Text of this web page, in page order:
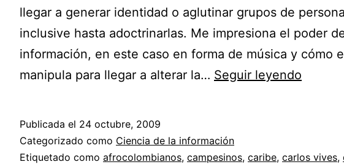
llegar a generar identidad o aglutinar grupos de
inclusive hasta adoctrinarlas. Me impresiona el poder
información, en este caso en forma de música y cómo
manipula para llegar a alterar la… Seguir leyendo
música
Publicada el 24 octubre, 2009
Categorizado como Ciencia de la información
Etiquetado como afrocolombianos, campesinos, caribe, carlos vives,